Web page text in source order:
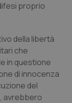
proprio
della libertà
che
in questione
di innocenza
del
avrebbero